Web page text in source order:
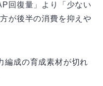
回復量」より「少ない
が後半の消費を抑えや
編成の育成素材が切れ